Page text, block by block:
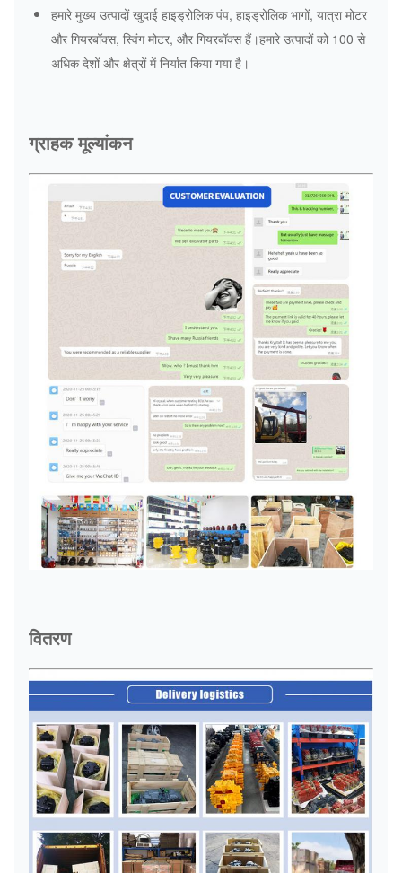
हमारे मुख्य उत्पादों खुदाई हाइड्रोलिक पंप, हाइड्रोलिक भागों, यात्रा मोटर
और गियरबॉक्स, स्विंग मोटर, और गियरबॉक्स हैं।हमारे उत्पादों को 100 से
अधिक देशों और क्षेत्रों में निर्यात किया गया है।
ग्राहक मूल्यांकन
वितरण